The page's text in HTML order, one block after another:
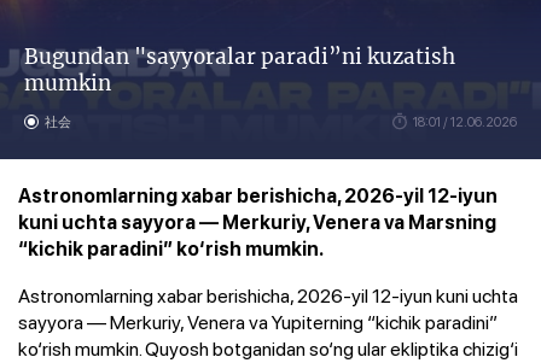
Bugundan "sayyoralar paradi”ni kuzatish
mumkin
社会 18:01 / 12.06.2026
Astronomlarning xabar berishicha, 2026-yil 12-iyun
kuni uchta sayyora — Merkuriy, Venera va Marsning
“kichik paradini” ko‘rish mumkin.
Astronomlarning xabar berishicha, 2026-yil 12-iyun kuni uchta
sayyora — Merkuriy, Venera va Yupiterning “kichik paradini”
ko‘rish mumkin. Quyosh botganidan so‘ng ular ekliptika chizig‘i